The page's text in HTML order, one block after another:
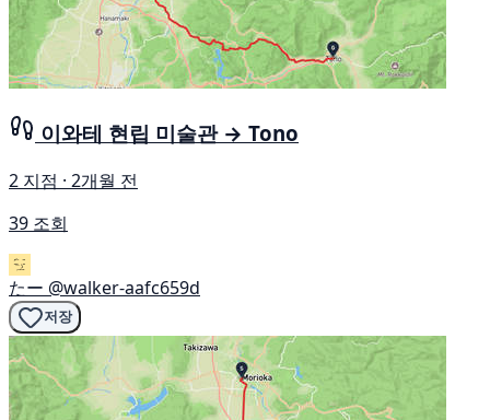
이와테 현립 미술관 → Tono
2 지점 · 2개월 전
39 조회
たー @walker-aafc659d
저장